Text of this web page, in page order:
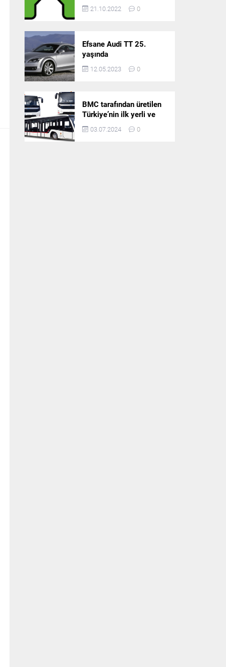
aldıracak yeni
platform: Tek Araçla
21.10.2022 0
Efsane Audi TT 25.
yaşında
12.05.2023 0
BMC tarafından üretilen
Türkiye’nin ilk yerli ve
milli apron otobüsü
Neoport’a yurt dışından
03.07.2024 0